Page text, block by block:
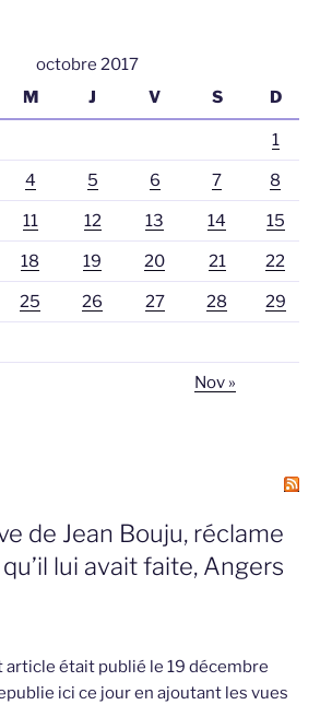
octobre 2017
M J V S D
1
4 5 6 7 8
11 12 13 14 15
18 19 20 21 22
25 26 27 28 29
Nov »
de Jean Bouju, réclame
lui avait faite, Angers
était publié le 19 décembre
ici ce jour en ajoutant les vues